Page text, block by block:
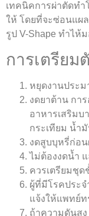
เทคนิคการผ่าตัดท
ให้ โดยที่จะซ่อนแผ
รูป V-Shape ทำไห้
การเตรียม
หยุดงานประ
งดยาต้าน กา
อาหารเสริมบ
กระเทียม น้ำ
งดสูบบุหรี่ก่อ
ไม่ต้องงดน้ำ
ควรเตรียมชุ
ผู้ที่มีโรคประจ
แจ้งให้แพทย์
ถ้าความดันสู